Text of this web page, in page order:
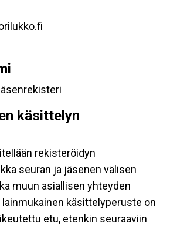
käsittelyn
rekisteröidyn
seuran ja jäsenen välisen
muun asiallisen yhteyden
käsittelyperuste on
etu, etenkin seuraaviin